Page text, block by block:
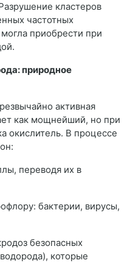
кластеров
частотных
приобрести при
природное
активная
как мощнейший, но при
окислитель. В процессе
переводя их в
бактерии, вирусы,
безопасных
которые